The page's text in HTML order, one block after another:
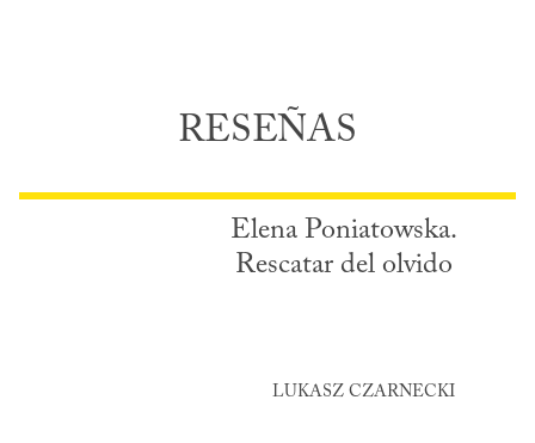
RESEÑAS
Elena Poniatowska.
Rescatar del olvido
LUKASZ CZARNECKI